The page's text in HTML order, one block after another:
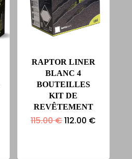
RAPTOR LINER
BLANC 4
BOUTEILLES
KIT DE
REVÊTEMENT
115.00€Le
112.00 €